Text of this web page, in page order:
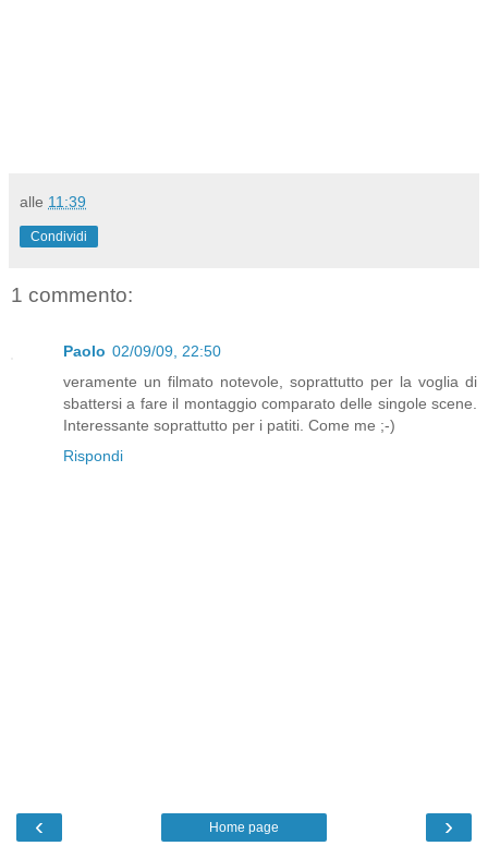
alle 11:39
Condividi
1 commento:
Paolo 02/09/09, 22:50
veramente un filmato notevole, soprattutto per la voglia di
sbattersi a fare il montaggio comparato delle singole scene.
Interessante soprattutto per i patiti. Come me ;-)
Rispondi
‹ ›
Home page